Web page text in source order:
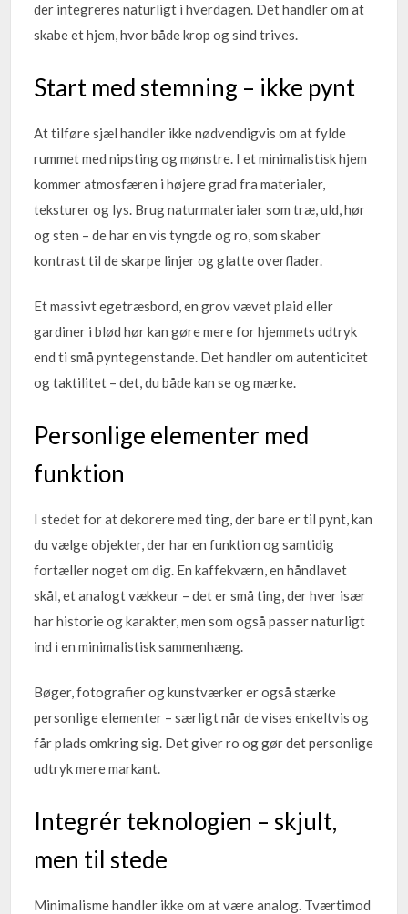
der integreres naturligt i hverdagen. Det handler om at
skabe et hjem, hvor både krop og sind trives.
Start med stemning – ikke pynt
At tilføre sjæl handler ikke nødvendigvis om at fylde
rummet med nipsting og mønstre. I et minimalistisk hjem
kommer atmosfæren i højere grad fra materialer,
teksturer og lys. Brug naturmaterialer som træ, uld, hør
og sten – de har en vis tyngde og ro, som skaber
kontrast til de skarpe linjer og glatte overflader.
Et massivt egetræsbord, en grov vævet plaid eller
gardiner i blød hør kan gøre mere for hjemmets udtryk
end ti små pyntegenstande. Det handler om autenticitet
og taktilitet – det, du både kan se og mærke.
Personlige elementer med
funktion
I stedet for at dekorere med ting, der bare er til pynt, kan
du vælge objekter, der har en funktion og samtidig
fortæller noget om dig. En kaffekværn, en håndlavet
skål, et analogt vækkeur – det er små ting, der hver især
har historie og karakter, men som også passer naturligt
ind i en minimalistisk sammenhæng.
Bøger, fotografier og kunstværker er også stærke
personlige elementer – særligt når de vises enkeltvis og
får plads omkring sig. Det giver ro og gør det personlige
udtryk mere markant.
Integrér teknologien – skjult,
men til stede
Minimalisme handler ikke om at være analog. Tværtimod